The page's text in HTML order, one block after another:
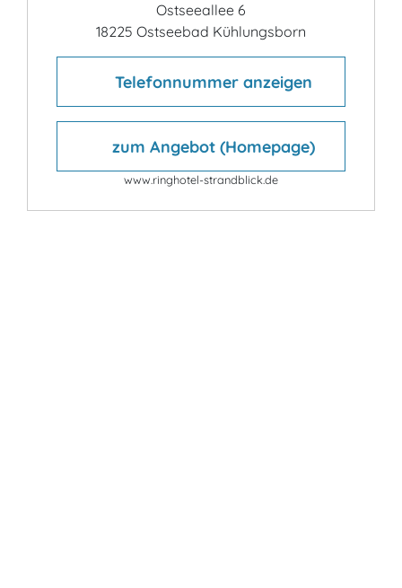
Ostseeallee 6
18225 Ostseebad Kühlungsborn
Telefonnummer anzeigen
zum Angebot (Homepage)
www.ringhotel-strandblick.de